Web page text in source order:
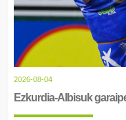
2026-08-04
Ezkurdia-Albisuk